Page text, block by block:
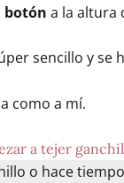
botón a la altura
sencillo y se
como a mí.
a tejer
o hace